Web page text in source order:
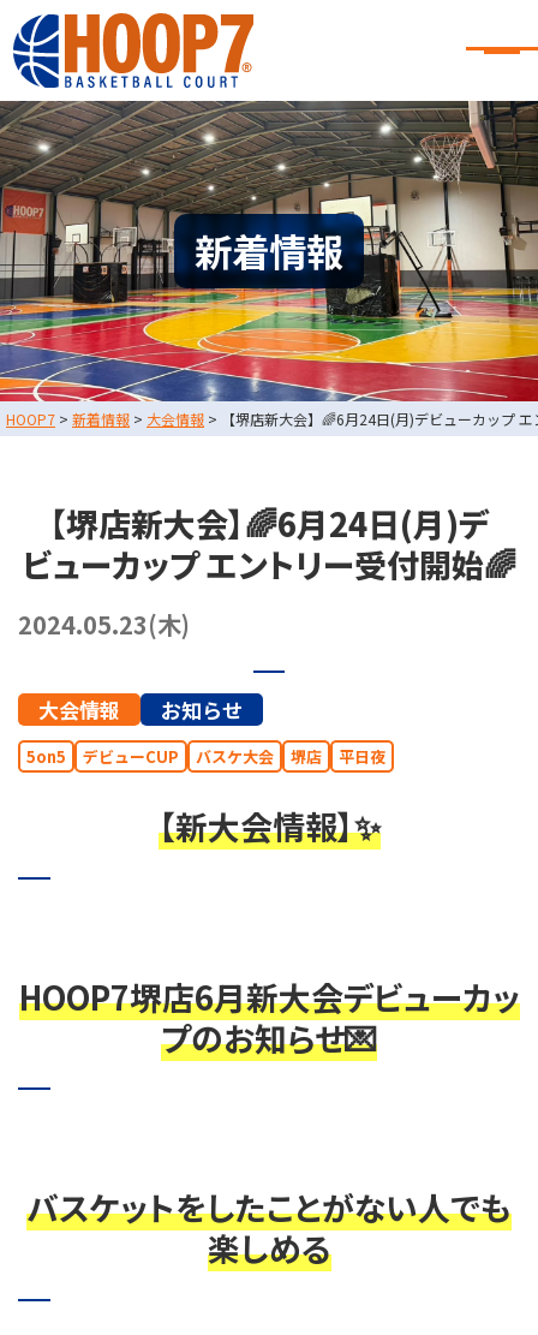
大阪・東大阪・堺のバスケコートレンタル｜HOOP7
大阪・東大阪・堺のバスケコート
レンタル｜HOOP7
HOME
初めての方へ
東大阪店
堺店
大会・イベント情報
HOOPERSスクール
バスケ×BBQ
お知らせ
スタッフブログ
お問い合わせ
利用規約
運営会社情報
採用情報
TEL. 0729-65-6060
堺店 TEL.072-249-8382
コート利用予約
新着情報
HOOP7 > 新着情報 > 大会情報 > 【堺店新大会】🌈6月24日(月)デビューカップ
【堺店新大会】🌈6月24日(月)デ
ビューカップ エントリー受付開始🌈
2024.05.23(木)
大会情報 お知らせ
5on5 デビューCUP バスケ大会 堺店 平日夜
【新大会情報】✨
HOOP7堺店6月新大会デビューカッ
プのお知らせ💌
バスケットをしたことがない人でも
楽しめる